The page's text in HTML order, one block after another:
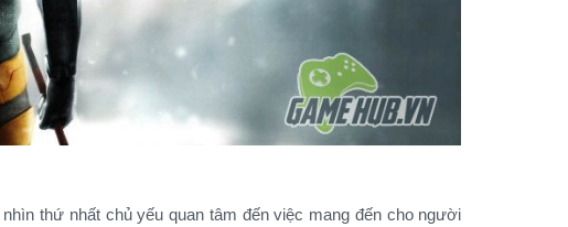
thứ nhất chủ yếu quan tâm đến việc mang đến cho người